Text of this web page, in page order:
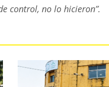
control, no lo hicieron”.